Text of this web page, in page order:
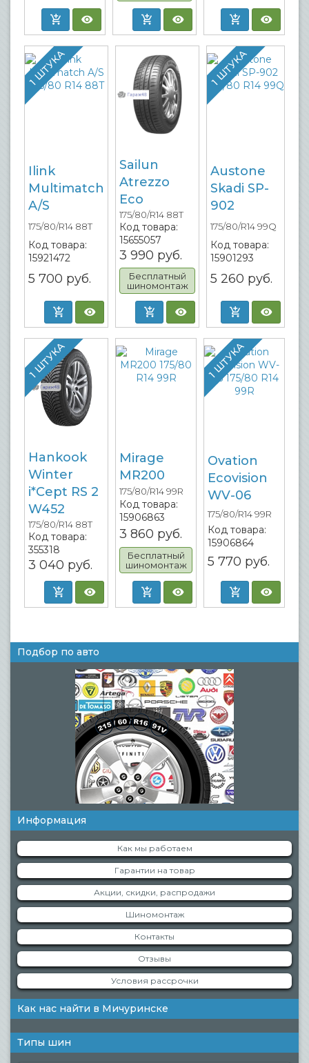
1 ШТУКА
Ilink
Multimatch
A/S
175/80/R14 88T
Код товара:
15921472
5 700 руб.
Sailun
Atrezzo
Eco
175/80/R14 88T
Код товара:
15655057
3 990 руб.
Бесплатный
шиномонтаж
1 ШТУКА
Austone
Skadi SP-
902
175/80/R14 99Q
Код товара:
15901293
5 260 руб.
1 ШТУКА
Hankook
Winter
i*Cept RS 2
W452
175/80/R14 88T
Код товара:
355318
3 040 руб.
Mirage
MR200
175/80/R14 99R
Код товара:
15906863
3 860 руб.
Бесплатный
шиномонтаж
1 ШТУКА
Ovation
Ecovision
WV-06
175/80/R14 99R
Код товара:
15906864
5 770 руб.
Подбор по авто
Информация
Как мы работаем
Гарантии на товар
Акции, скидки, распродажи
Шиномонтаж
Контакты
Отзывы
Условия рассрочки
Как нас найти в Мичуринске
Типы шин